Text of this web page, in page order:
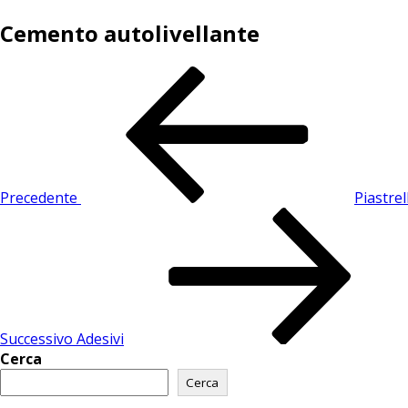
Cemento autolivellante
Precedente
Successivo Adesivi
Cerca
Cerca